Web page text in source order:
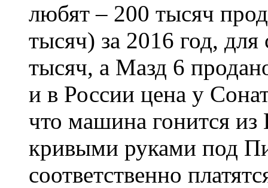
любят – 200 тысяч
тысяч) за 2016 год,
тысяч, а Мазд 6
и в России цена у
что машина гонится из
кривыми руками под
соответственно